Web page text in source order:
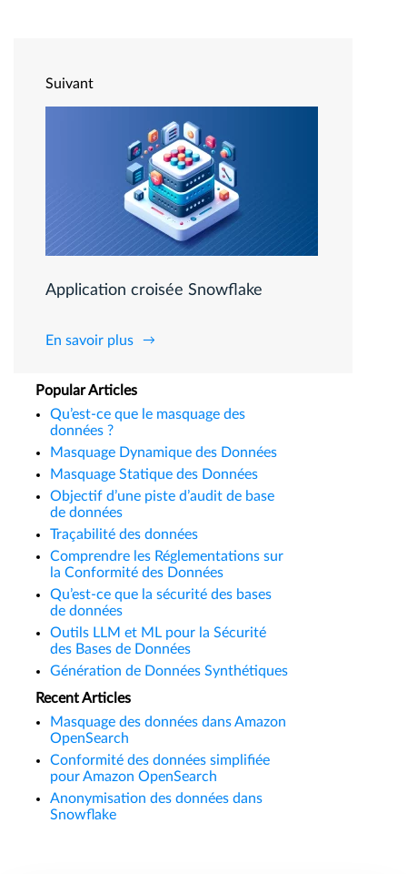
Suivant
Application croisée Snowflake
En savoir plus
Popular Articles
Qu’est-ce que le masquage des
données ?
Masquage Dynamique des Données
Masquage Statique des Données
Objectif d’une piste d’audit de base
de données
Traçabilité des données
Comprendre les Réglementations sur
la Conformité des Données
Qu’est-ce que la sécurité des bases
de données
Outils LLM et ML pour la Sécurité
des Bases de Données
Génération de Données Synthétiques
Recent Articles
Masquage des données dans Amazon
OpenSearch
Conformité des données simplifiée
pour Amazon OpenSearch
Anonymisation des données dans
Snowflake